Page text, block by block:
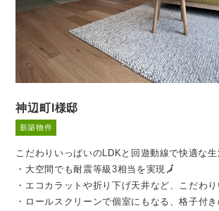
神辺町I様邸
新築物件
こだわりいっぱいのLDKと回遊動線で快適な
・大空間でも耐震等級3相当を実現🗾
・エコカラットや折り下げ天井など、こだわ
・ロールスクリーンで個室にもなる、格子付